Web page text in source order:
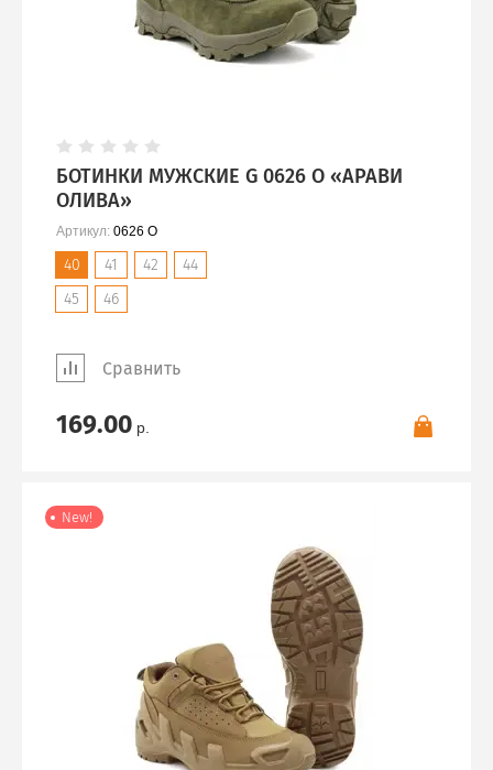
БОТИНКИ МУЖСКИЕ G 0626 О «АРАВИ
ОЛИВА»
Артикул: 0626 O
40 41 42
44
45
46
Сравнить
169.00 р.
New!